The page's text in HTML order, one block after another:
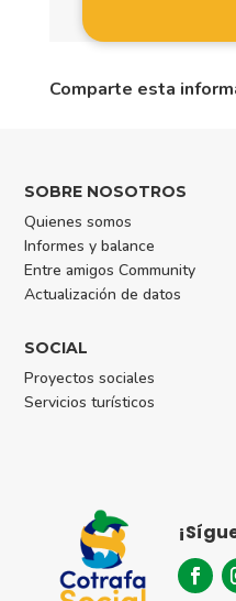
Comparte esta
SOBRE NOSOTROS
Quienes somos
Informes y balance
Entre amigos Community
Actualización de datos
SOCIAL
Proyectos sociales
Servicios turísticos